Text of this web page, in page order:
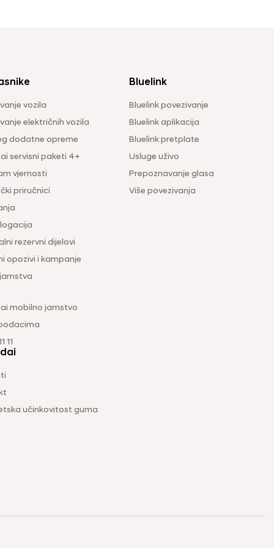
vozila
električnih vozila
dodatne opreme
servisni paketi 4+
vjernosti
priručnici
rezervni dijelovi
opozivi i kampanje
mobilno jamstvo
11
Bluelink
Bluelink povezivanje
Bluelink aplikacija
Bluelink pretplate
Usluge uživo
Prepoznavanje glasa
Više povezivanja
učinkovitost guma